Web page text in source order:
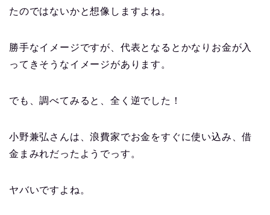
たのではないかと想像しますよね。
勝手なイメージですが、代表となるとかなりお金が入
ってきそうなイメージがあります。
でも、調べてみると、全く逆でした！
小野兼弘さんは、浪費家でお金をすぐに使い込み、借
金まみれだったようでっす。
ヤバいですよね。